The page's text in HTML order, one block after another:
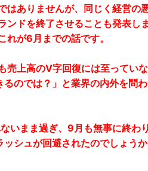
はありませんが、同じく経営の
ンドを終了させることも発表し
が6月までの話です。
上高のV字回復には至ってい
のでは？」と業界の内外を問
いまま過ぎ、9月も無事に終わ
シュが回避されたのでしょう